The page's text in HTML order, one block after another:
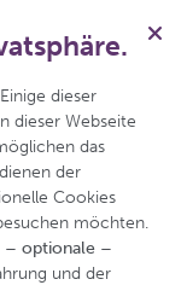
dieser
dieser Webseite
das
der
Cookies
möchten.
– optionale –
und der